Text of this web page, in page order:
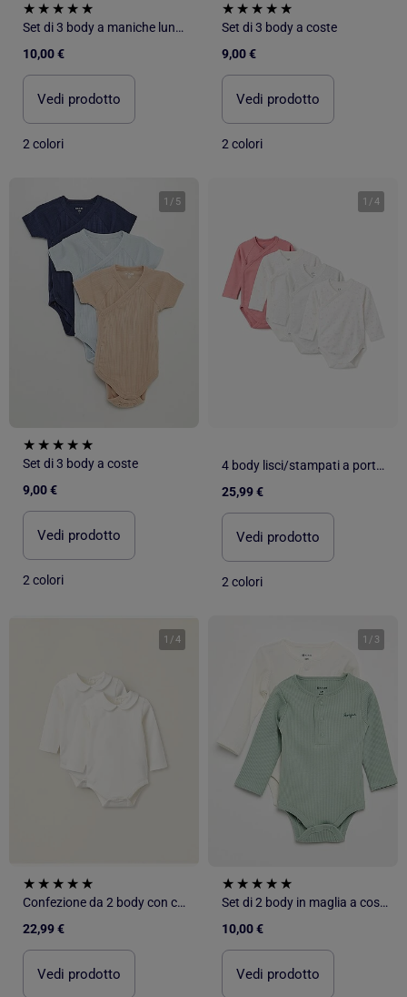
Set di 3 body a maniche lunghe
10,00 €
Vedi prodotto
2 colori
Set di 3 body a coste
9,00 €
Vedi prodotto
2 colori
1 / 5
Set di 3 body a coste
9,00 €
Vedi prodotto
2 colori
1 /4
4 body lisci/stampati a portafoglio
25,99 €
Vedi prodotto
2 colori
1 /4
Confezione da 2 body con colletto peter pan
22,99 €
Vedi prodotto
1 / 3
Set di 2 body in maglia a costine
10,00 €
Vedi prodotto